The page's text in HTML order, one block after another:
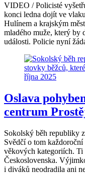
VIDEO / Policisté
konci ledna dojít ve
Hulínem a krajským
mladého muže, který by
události. Policie nyní
Oslava
centrum
Sokolský běh republiky
Svědčí o tom
věkových kategoriích. Ti
Československa.
i diváků neodradila ani